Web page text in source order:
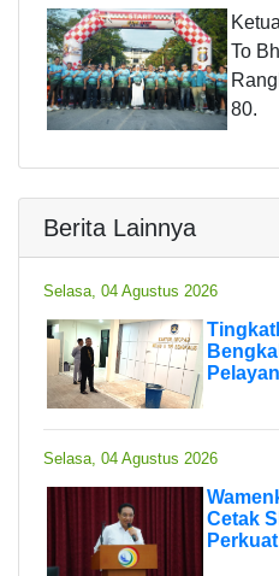
To
80.
Berita Lainnya
Selasa, 04 Agustus 2026
Selasa, 04 Agustus 2026
Cetak